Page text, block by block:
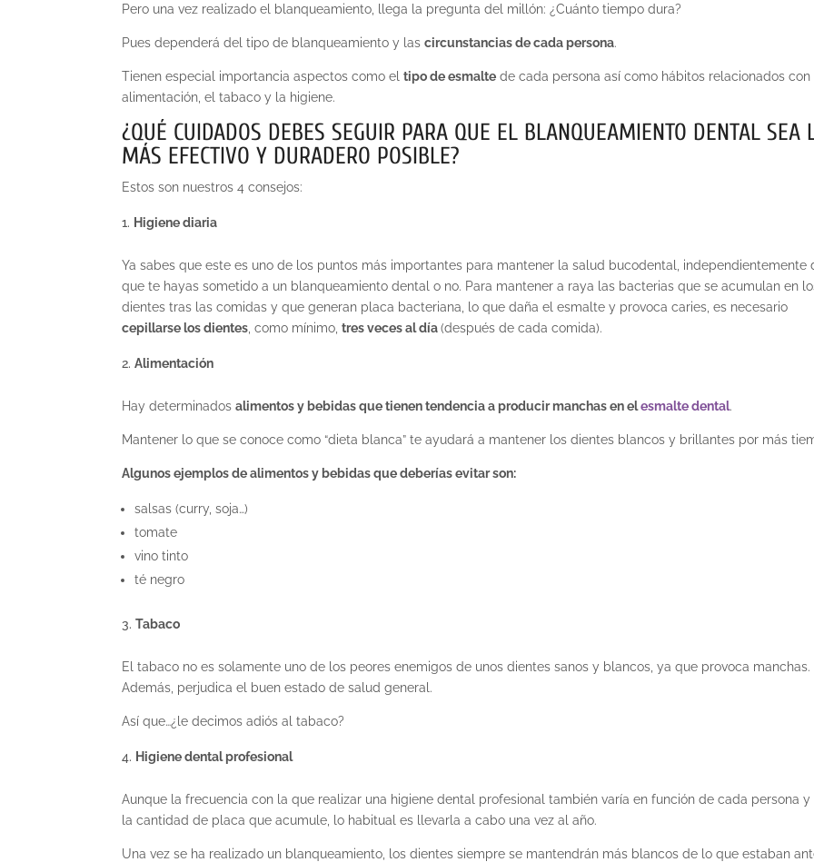
Pero una vez realizado el blanqueamiento, llega la pregunta del millón: ¿Cuánto tiempo dura?
Pues dependerá del tipo de blanqueamiento y lascircunstancias de cada persona.
Tienen especial importancia aspectos como eltipo de esmalte de cada persona así como hábitos relacionados con
alimentación, el tabaco y la higiene.
¿QUÉ CUIDADOS DEBES SEGUIR PARA QUE EL BLANQUEAMIENTO DENTAL SEA
MÁS EFECTIVO Y DURADERO POSIBLE?
Estos son nuestros 4 consejos:
Higiene diaria
Ya sabes que este es uno de los puntos más importantes para mantener la salud bucodental, independientemente
que te hayas sometido a un blanqueamiento dental o no. Para mantener a raya las bacterias que se acumulan en
dientes tras las comidas y que generan placa bacteriana, lo que daña el esmalte y provoca caries, es necesario
cepillarse los dientes , como mínimo,tres veces al día(después de cada comida).
Alimentación
Hay determinadosalimentos y bebidas que tienen tendencia a producir manchas en elesmalte dental.
Mantener lo que se conoce como “dieta blanca” te ayudará a mantener los dientes blancos y brillantes por más
Algunos ejemplos de alimentos y bebidas que deberías evitar son:
salsas (curry, soja…)
tomate
vino tinto
té negro
Tabaco
El tabaco no es solamente uno de los peores enemigos de unos dientes sanos y blancos , ya que provoca manchas.
Además, perjudica el buen estado de salud general.
Así que…¿le decimos adiós al tabaco?
Higiene dental profesional
Aunque la frecuencia con la que realizar una higiene dental profesional también varía en función de cada persona y
la cantidad de placa que acumule, lo habitual es llevarla a cabo una vez al año.
Una vez se ha realizado un blanqueamiento, los dientes siempre se mantendrán más blancos de lo que estaban